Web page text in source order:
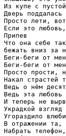
Из купе с
Дверь
Просто лети,
Если это
Припев
Что она себе
бежать вниз за
Беги-беги от
Беги-беги от
Просто прости,
Накал страстей
Ведь о нём
Ведь эта
И теперь не
Украдкой
Угораздило
В отражении та,
Набрать